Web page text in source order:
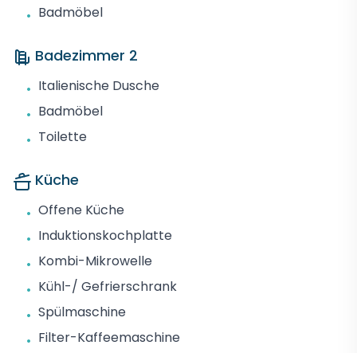
• Badmöbel
Badezimmer 2
• Italienische Dusche
• Badmöbel
• Toilette
Küche
• Offene Küche
• Induktionskochplatte
• Kombi-Mikrowelle
• Kühl-/ Gefrierschrank
• Spülmaschine
• Filter-Kaffeemaschine